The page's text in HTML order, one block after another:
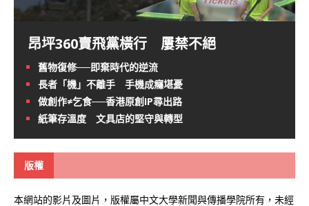
昂坪360賣飛黨橫行 屢禁不絕
舊物復修──即棄時代的逆流
長者「機」不離手 手機成癮堪憂
做創作≠乞食──香港原創IP尋出路
紙筆存溫度 文具店的堅守與轉型
版權
本網站的影片及圖片，版權屬中文大學新聞與傳播學院所有，未經